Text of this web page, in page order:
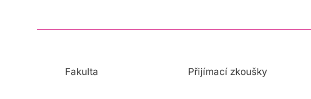
Fakulta Přijímací zkoušky